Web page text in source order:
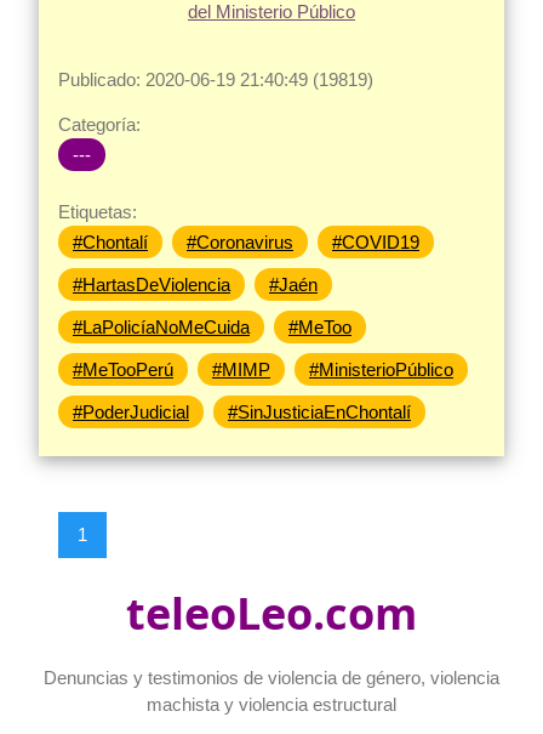
Publicado: 2020-06-19 21:40:49 (19819)
Categoría:
---
Etiquetas:
#Chontalí
#Coronavirus #COVID19
#HartasDeViolencia #Jaén
#LaPolicíaNoMeCuida #MeToo
#MeTooPerú #MIMP #MinisterioPúblico
#PoderJudicial #SinJusticiaEnChontalí
1
teleoLeo.com
Denuncias y testimonios de violencia de género, violencia
machista y violencia estructural